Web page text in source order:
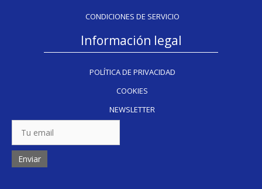
CONDICIONES DE SERVICIO
Información legal
POLÍTICA DE PRIVACIDAD
COOKIES
NEWSLETTER